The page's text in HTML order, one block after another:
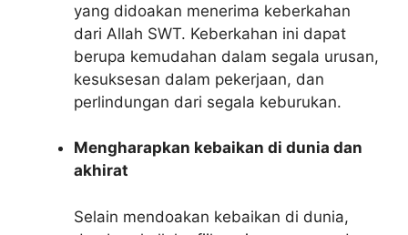
yang didoakan menerima keberkahan
dari Allah SWT. Keberkahan ini dapat
berupa kemudahan dalam segala urusan,
kesuksesan dalam pekerjaan, dan
perlindungan dari segala keburukan.
Mengharapkan kebaikan di dunia dan
akhirat
Selain mendoakan kebaikan di dunia,